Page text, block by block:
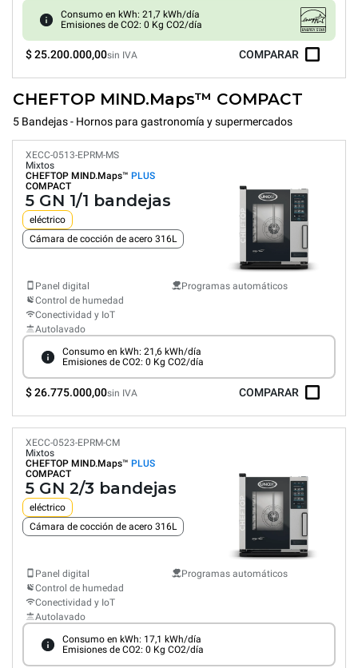
Consumo en kWh: 21,7 kWh/día
Emisiones de CO2: 0 Kg CO2/día
$ 25.200.000,00sin IVA COMPARAR
CHEFTOP MIND.Maps™ COMPACT
5 Bandejas - Hornos para gastronomía y supermercados
XECC-0513-EPRM-MS
Mixtos
CHEFTOP MIND.Maps™ PLUS
COMPACT
5 GN 1/1 bandejas
eléctrico
Cámara de cocción de acero 316L
Panel digital
Control de humedad
Conectividad y IoT
Autolavado
Programas automáticos
Consumo en kWh: 21,6 kWh/día
Emisiones de CO2: 0 Kg CO2/día
$ 26.775.000,00sin IVA COMPARAR
XECC-0523-EPRM-CM
Mixtos
CHEFTOP MIND.Maps™ PLUS
COMPACT
5 GN 2/3 bandejas
eléctrico
Cámara de cocción de acero 316L
Panel digital
Control de humedad
Conectividad y IoT
Autolavado
Programas automáticos
Consumo en kWh: 17,1 kWh/día
Emisiones de CO2: 0 Kg CO2/día